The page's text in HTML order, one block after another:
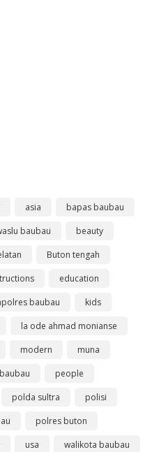
asia
bapas baubau
baubau
beauty
Buton tengah
education
baubau
kids
la ode ahmad monianse
modern
muna
people
polda sultra
polisi
polres buton
usa
walikota baubau